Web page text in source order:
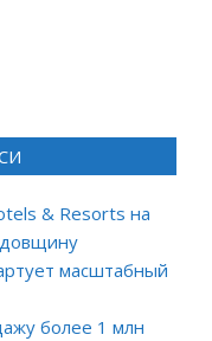
& Resorts на
масштабный
более 1 млн